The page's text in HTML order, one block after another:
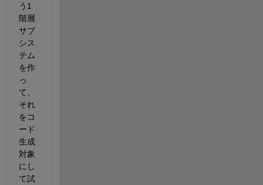
う1
階層
サブ
シス
テム
を作
っ
て、
それ
をコ
ード
生成
対象
にし
て試